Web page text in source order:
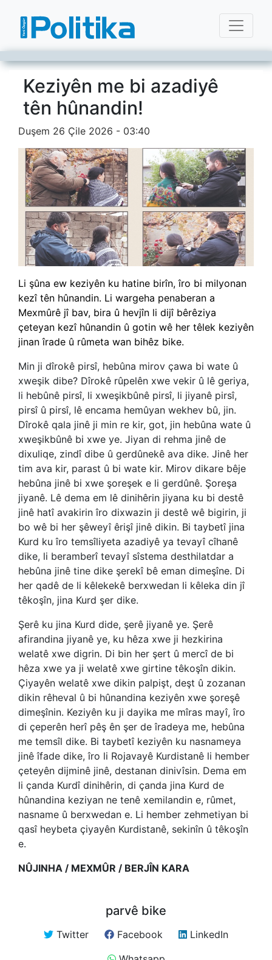
Keziyên me bi azadiyê
tên hûnandin!
Duşem 26 Çile 2026 - 03:40
Li şûna ew keziyên ku hatine birîn, îro bi milyonan
kezî tên hûnandin. Li wargeha penaberan a
Mexmûrê jî bav, bira û hevjîn li dijî bêrêziya
çeteyan kezî hûnandin û gotin wê her têlek keziyên
jinan îrade û rûmeta wan bihêz bike.
Min ji dîrokê pirsî, hebûna mirov çawa bi wate û
xweşik dibe? Dîrokê rûpelên xwe vekir û lê geriya,
li hebûnê pirsî, li xweşikbûnê pirsî, li jiyanê pirsî,
pirsî û pirsî, lê encama hemûyan wekhev bû, jin.
Dîrokê qala jinê ji min re kir, got, jin hebûna wate û
xweşikbûnê bi xwe ye. Jiyan di rehma jinê de
dixuliqe, zindî dibe û gerdûnekê ava dike. Jinê her
tim ava kir, parast û bi wate kir. Mirov dikare bêje
hebûna jinê bi xwe şoreşek e li gerdûnê. Şoreşa
jiyanê. Lê dema em lê dinihêrin jiyana ku bi destê
jinê hatî avakirin îro dixwazin ji destê wê bigirin, ji
bo wê bi her şêweyî êrişî jinê dikin. Bi taybetî jina
Kurd ku îro temsîliyeta azadiyê ya tevayî cîhanê
dike, li beramberî tevayî sîstema desthilatdar a
hebûna jinê tine dike şerekî bê eman dimeşîne. Di
her qadê de li kêlekekê berxwedan li kêleka din jî
têkoşîn, jina Kurd şer dike.
Şerê ku jina Kurd dide, şerê jiyanê ye. Şerê
afirandina jiyanê ye, ku hêza xwe ji hezkirina
welatê xwe digrin. Di bin her şert û mercî de bi
hêza xwe ya ji welatê xwe girtine têkoşîn dikin.
Çiyayên welatê xwe dikin palpişt, deşt û zozanan
dikin rêheval û bi hûnandina keziyên xwe şoreşê
dimeşînin. Keziyên ku ji dayika me mîras mayî, îro
di çeperên herî pêş ên şer de îradeya me, hebûna
me temsîl dike. Bi taybetî keziyên ku nasnameya
jinê îfade dike, îro li Rojavayê Kurdistanê li hember
çeteyên dijminê jinê, destanan dinivîsin. Dema em
li çanda Kurdî dinihêrin, di çanda jina Kurd de
hûnandina keziyan ne tenê xemilandin e, rûmet,
nasname û berxwedan e. Li hember zehmetiyan bi
qasî heybeta çiyayên Kurdistanê, sekinîn û têkoşîn
e.
NÛJINHA / MEXMÛR / BERJÎN KARA
parvê bike
Twitter Facebook
LinkedIn